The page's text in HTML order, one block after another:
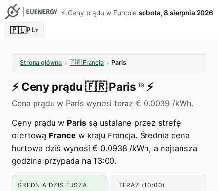
⚡️ Ceny prądu w Europie sobota, 8 sierpnia 2026
🇵🇱PL▾
Strona główna › 🇫🇷 Francja › Paris
⚡️ Ceny prądu 🇫🇷 Paris FR ⚡️
Cena prądu w Paris wynosi teraz € 0.0039 /kWh.
Ceny prądu w Paris są ustalane przez strefę
ofertową France w kraju Francja. Średnia cena
hurtowa dziś wynosi € 0.0938 /kWh, a najtańsza
godzina przypada na 13:00.
ŚREDNIA DZISIEJSZA TERAZ (10:00)